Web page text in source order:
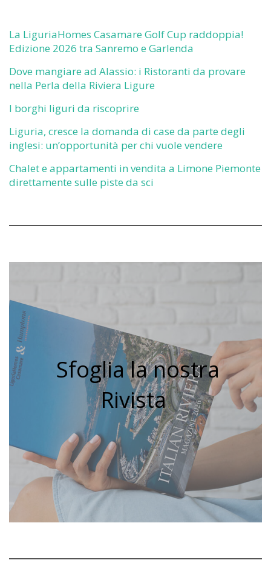
La LiguriaHomes Casamare Golf Cup raddoppia!
Edizione 2026 tra Sanremo e Garlenda
Dove mangiare ad Alassio: i Ristoranti da provare
nella Perla della Riviera Ligure
I borghi liguri da riscoprire
Liguria, cresce la domanda di case da parte degli
inglesi: un’opportunità per chi vuole vendere
Chalet e appartamenti in vendita a Limone Piemonte
direttamente sulle piste da sci
Sfoglia la nostra
Rivista